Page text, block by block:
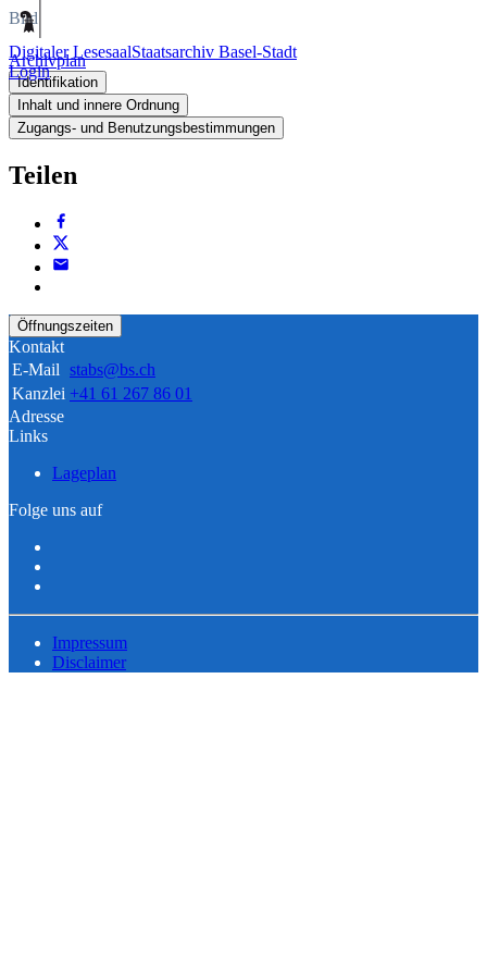
Digitaler LesesaalStaatsarchiv Basel-Stadt
Login
Bild
Archivplan
Identifikation
Inhalt und innere Ordnung
Zugangs- und Benutzungsbestimmungen
Teilen
Öffnungszeiten
Kontakt
E-Mail stabs@bs.ch
Kanzlei +41 61 267 86 01
Adresse
Links
Lageplan
Folge uns auf
Impressum
Disclaimer